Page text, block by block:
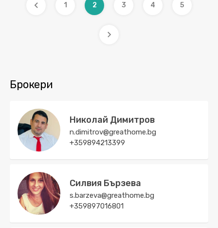
1 2 3 4 5
Брокери
Николай Димитров
n.dimitrov@greathome.bg
+359894213399
Силвия Бързева
s.barzeva@greathome.bg
+359897016801